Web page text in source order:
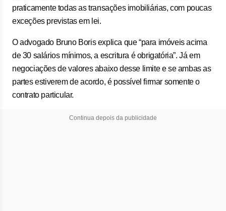
praticamente todas as transações imobiliárias, com poucas
exceções previstas em lei.
O advogado Bruno Boris explica que “para imóveis acima
de 30 salários mínimos, a escritura é obrigatória”. Já em
negociações de valores abaixo desse limite e se ambas as
partes estiverem de acordo, é possível firmar somente o
contrato particular.
Continua depois da publicidade